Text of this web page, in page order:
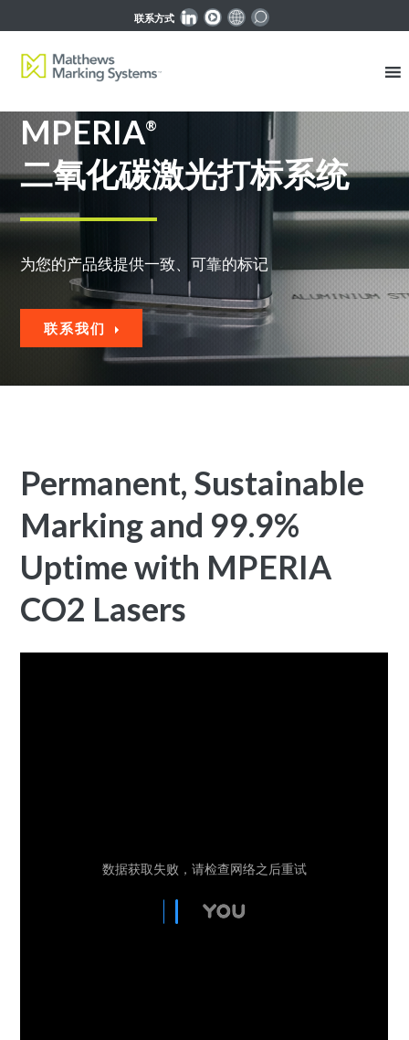
联系方式
MPERIA®
二氧化碳激光打标系统
为您的产品线提供一致、可靠的标记
联系我们
Permanent, Sustainable
Marking and 99.9%
Uptime with MPERIA
CO2 Lasers